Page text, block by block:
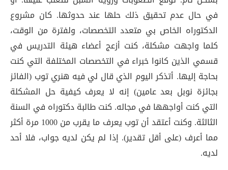
في حال عدم تحقيق ذلك حلها عند حدوثها. كان مشروع
الدكتوراه الخاص بي متعدد التخصصات، ولفترة من الوقت،
كلما واجهت مشكلة، كنت أزعج أعضاء هيئة التدريس في
قسمي الذين كانوا خبراء في التخصصات المختلفة التي كنت
بحاجة إليها. أتذكر اليوم الذي قال لي فيه هنري توب (الفائز
بجائزة نوبل بعد عامين) إنه لا يعرف كيفية حل المشكلة
التي كنت أواجهها في مجاله. كنت طالبة دكتوراه في السنة
الثالثة. وكنت أعتقد أن توب يعرف ما يقرب من 1000 مرة أكثر
مما أعرف (على أقل تقدير). إذا لم يكن لديه جواب، فلا أحد
لديه.